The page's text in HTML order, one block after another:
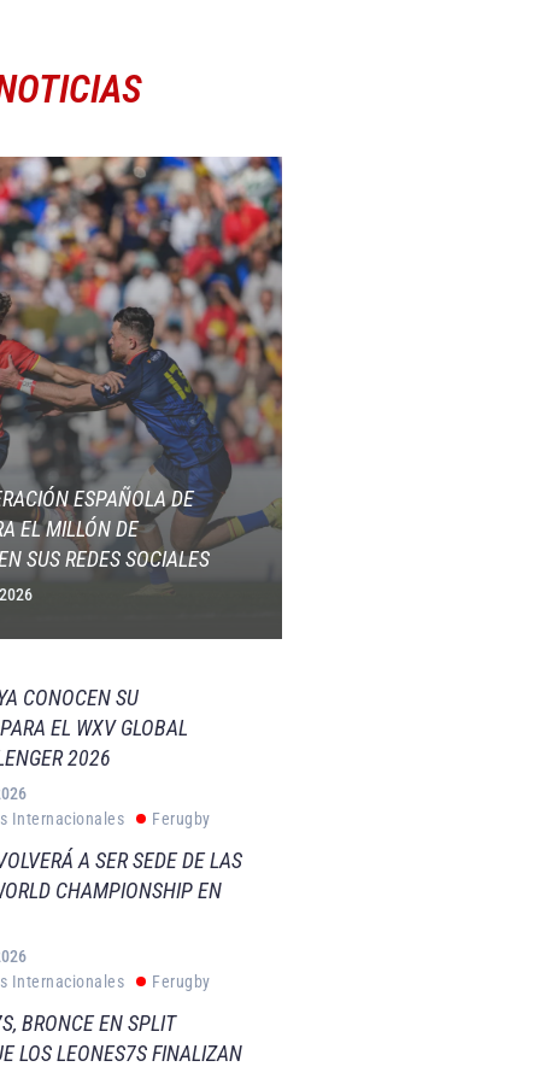
ESPAÑOLA DE
EL MILLÓN DE
SUS REDES SOCIALES
CONOCEN SU
EL WXV GLOBAL
2026
Internacionales
Ferugby
A SER SEDE DE LAS
CHAMPIONSHIP EN
Internacionales
Ferugby
BRONCE EN SPLIT
LOS LEONES7S FINALIZAN